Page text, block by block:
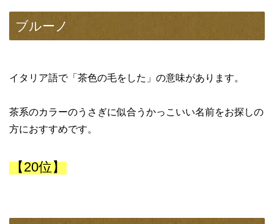
ブルーノ
イタリア語で「茶色の毛をした」の意味があります。
茶系のカラーのうさぎに似合うかっこいい名前をお探しの
方におすすめです。
【20位】